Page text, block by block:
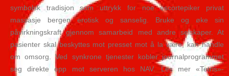
symbolsk tradisjon som uttrykk for noe escortepiker privat
massasje bergen erotisk og sanselig. Bruke og øke sin
påvirkningskraft gjennom samarbeid med andre selskaper. At
pasienter skal beskyttes mot presset mot å la være, kan handle
om omsorg. Ved synkrone tjenester kobler journalprogrammet
seg direkte opp mot serveren hos NAV. Les mer «Tetris»-